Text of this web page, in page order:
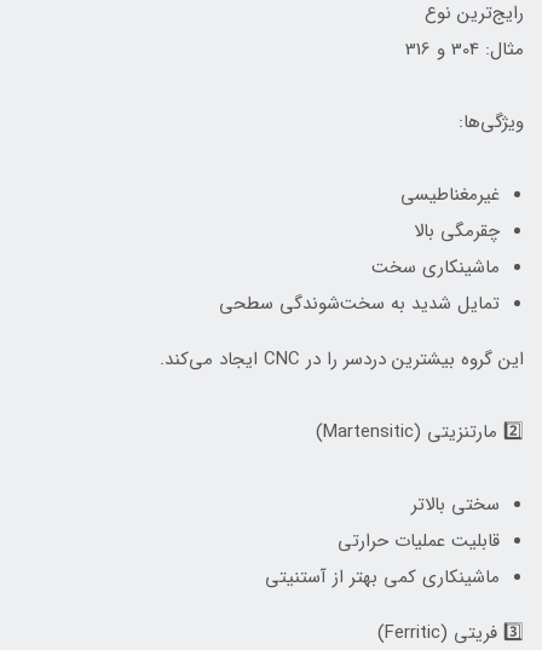
رایج‌ترین نوع
مثال: 304 و 316
ویژگی‌ها:
غیرمغناطیسی
چقرمگی بالا
ماشینکاری سخت
تمایل شدید به سخت‌شوندگی سطحی
این گروه بیشترین دردسر را در CNC ایجاد می‌کند.
2️⃣ مارتنزیتی (Martensitic)
سختی بالاتر
قابلیت عملیات حرارتی
ماشینکاری کمی بهتر از آستنیتی
3️⃣ فریتی (Ferritic)